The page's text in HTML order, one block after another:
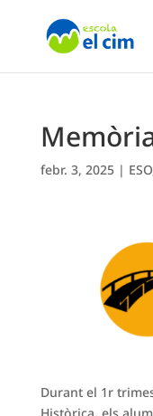
febr. 3, 2025| ESO
Durant el 1r